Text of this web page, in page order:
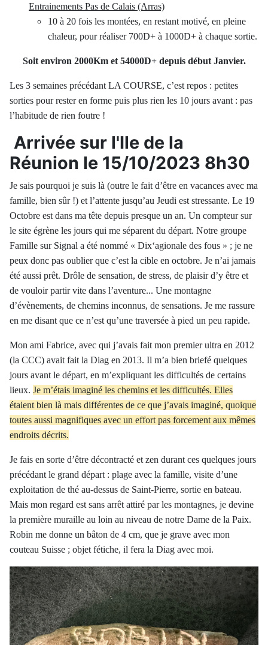
Entrainements Pas de Calais (Arras)
10 à 20 fois les montées, en restant motivé, en pleine
chaleur, pour réaliser 700D+ à 1000D+ à chaque sortie.
Soit environ 2000Km et 54000D+ depuis début Janvier.
Les 3 semaines précédant LA COURSE, c’est repos : petites
sorties pour rester en forme puis plus rien les 10 jours avant : pas
l’habitude de rien foutre !
Arrivée sur l'Ile de la
Réunion le 15/10/2023 8h30
Je sais pourquoi je suis là (outre le fait d’être en vacances avec ma
famille, bien sûr !) et l’attente jusqu’au Jeudi est stressante. Le 19
Octobre est dans ma tête depuis presque un an. Un compteur sur
le site égrène les jours qui me séparent du départ. Notre groupe
Famille sur Signal a été nommé « Dix‘agionale des fous » ; je ne
peux donc pas oublier que c’est la cible en octobre. Je n’ai jamais
été aussi prêt. Drôle de sensation, de stress, de plaisir d’y être et
de vouloir partir vite dans l’aventure... Une montagne
d’évènements, de chemins inconnus, de sensations. Je me rassure
en me disant que ce n’est qu’une traversée à pied un peu rapide.
Mon ami Fabrice, avec qui j’avais fait mon premier ultra en 2012
(la CCC) avait fait la Diag en 2013. Il m’a bien briefé quelques
jours avant le départ, en m’expliquant les difficultés de certains
lieux. Je m’étais imaginé les chemins et les difficultés. Elles
étaient bien là mais différentes de ce que j’avais imaginé, quoique
toutes aussi magnifiques avec un effort pas forcement aux mêmes
endroits décrits.
Je fais en sorte d’être décontracté et zen durant ces quelques jours
précédant le grand départ : plage avec la famille, visite d’une
exploitation de thé au-dessus de Saint-Pierre, sortie en bateau.
Mais mon regard est sans arrêt attiré par les montagnes, je devine
la première muraille au loin au niveau de notre Dame de la Paix.
Robin me donne un bâton de 4 cm, que je grave avec mon
couteau Suisse ; objet fétiche, il fera la Diag avec moi.